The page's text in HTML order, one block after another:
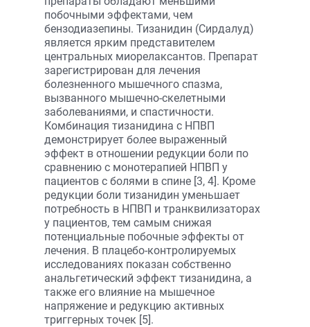
побочными эффектами, чем
бензодиазепины. Тизанидин (Сирдалуд)
является ярким представителем
центральных миорелаксантов. Препарат
зарегистрирован для лечения
болезненного мышечного спазма,
вызванного мышечно-скелетными
заболеваниями, и спастичности.
Комбинация тизанидина с НПВП
демонстрирует более выраженный
эффект в отношении редукции боли по
сравнению с монотерапией НПВП у
пациентов с болями в спине [3, 4]. Кроме
редукции боли тизанидин уменьшает
потребность в НПВП и транквилизаторах
у пациентов, тем самым снижая
потенциальные побочные эффекты от
лечения. В плацебо-контролируемых
исследованиях показан собственно
анальгетический эффект тизанидина, а
также его влияние на мышечное
напряжение и редукцию активных
триггерных точек [5].